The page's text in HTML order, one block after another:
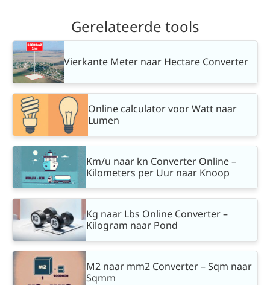
Gerelateerde tools
Vierkante Meter naar Hectare Converter
Online calculator voor Watt naar
Lumen
Km/u naar kn Converter Online –
Kilometers per Uur naar Knoop
Kg naar Lbs Online Converter –
Kilogram naar Pond
M2 naar mm2 Converter – Sqm naar
Sqmm